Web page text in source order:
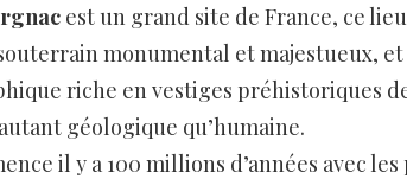
est un grand site de France, ce
monumental et majestueux,
riche en vestiges préhistoriques
géologique qu’humaine.
il y a 100 millions d’années avec